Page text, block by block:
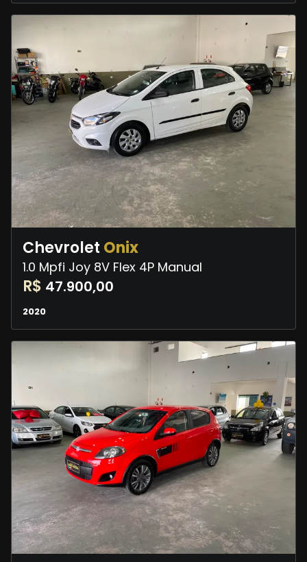
Chevrolet Onix
1.0 Mpfi Joy 8V Flex 4P Manual
R$ 47.900,00
2020